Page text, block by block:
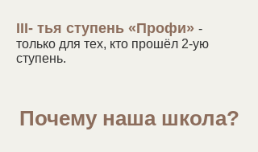
III- тья ступень «Профи» -
только для тех, кто прошёл 2-ую
ступень.
Почему наша школа?